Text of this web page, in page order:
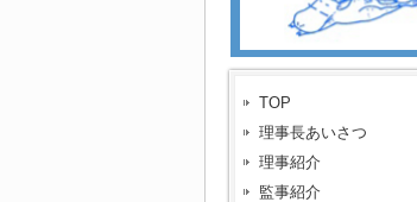
TOP
理事長あいさつ
理事紹介
監事紹介